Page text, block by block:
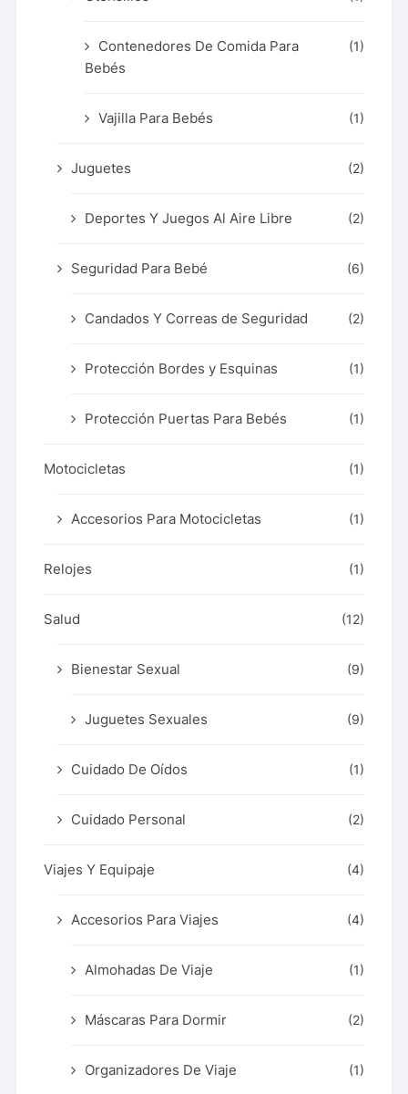
Contenedores De Comida Para
Bebés
(1)
Vajilla Para Bebés (1)
Juguetes (2)
Deportes Y Juegos Al Aire Libre (2)
Seguridad Para Bebé (6)
Candados Y Correas de Seguridad (2)
Protección Bordes y Esquinas (1)
Protección Puertas Para Bebés (1)
Motocicletas (1)
Accesorios Para Motocicletas (1)
Relojes (1)
Salud (12)
Bienestar Sexual (9)
Juguetes Sexuales (9)
Cuidado De Oídos (1)
Cuidado Personal (2)
Viajes Y Equipaje (4)
Accesorios Para Viajes (4)
Almohadas De Viaje (1)
Máscaras Para Dormir (2)
Organizadores De Viaje (1)